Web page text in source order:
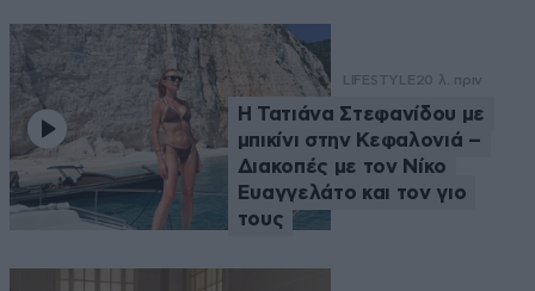
LIFESTYLE20 λ. πριν
Η Τατιάνα Στεφανίδου με
μπικίνι στην Κεφαλονιά –
Διακοπές με τον Νίκο
Ευαγγελάτο και τον γιο
τους